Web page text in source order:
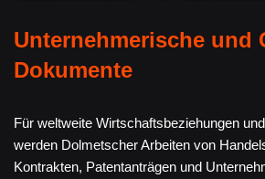
Unternehmerische und
Dokumente
Für weltweite Wirtschaftsbeziehungen
werden Dolmetscher Arbeiten von
Kontrakten, Patentanträgen und